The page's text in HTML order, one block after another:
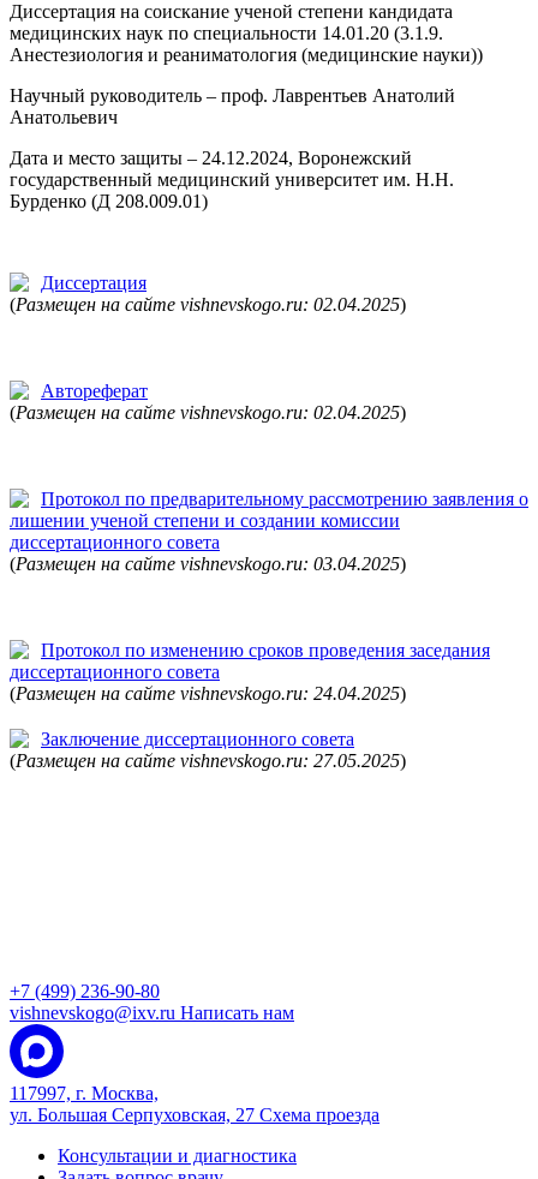
Диссертация на соискание ученой степени кандидата
медицинских наук по специальности 14.01.20 (3.1.9.
Анестезиология и реаниматология (медицинские науки))
Научный руководитель – проф. Лаврентьев Анатолий
Анатольевич
Дата и место защиты – 24.12.2024, Воронежский
государственный медицинский университет им. Н.Н.
Бурденко (Д 208.009.01)
Диссертация
(Размещен на сайте vishnevskogo.ru: 02.04.2025)
Автореферат
(Размещен на сайте vishnevskogo.ru: 02.04.2025)
Протокол по предварительному рассмотрению заявления о
лишении ученой степени и создании комиссии
диссертационного совета
(Размещен на сайте vishnevskogo.ru: 03.04.2025)
Протокол по изменению сроков проведения заседания
диссертационного совета
(Размещен на сайте vishnevskogo.ru: 24.04.2025)
Заключение диссертационного совета
(Размещен на сайте vishnevskogo.ru: 27.05.2025)
+7 (499) 236-90-80
vishnevskogo@ixv.ru Написать нам
117997, г. Москва,
ул. Большая Серпуховская, 27 Схема проезда
Консультации и диагностика